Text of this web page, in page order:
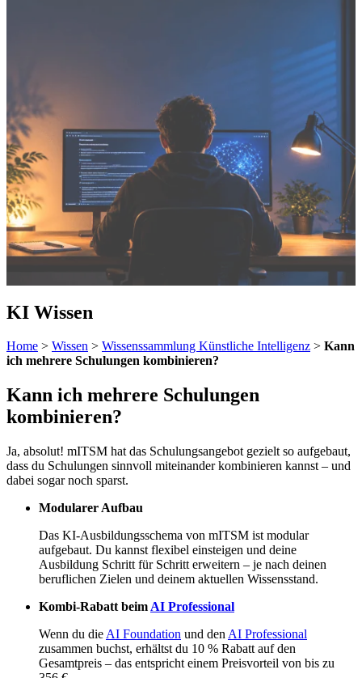
KI Wissen
Home > Wissen > Wissenssammlung Künstliche Intelligenz > Kann
ich mehrere Schulungen kombinieren?
Kann ich mehrere Schulungen
kombinieren?
Ja, absolut! mITSM hat das Schulungsangebot gezielt so aufgebaut,
dass du Schulungen sinnvoll miteinander kombinieren kannst – und
dabei sogar noch sparst.
Modularer Aufbau
Das KI-Ausbildungsschema von mITSM ist modular
aufgebaut. Du kannst flexibel einsteigen und deine
Ausbildung Schritt für Schritt erweitern – je nach deinen
beruflichen Zielen und deinem aktuellen Wissensstand.
Kombi-Rabatt beim AI Professional
Wenn du die AI Foundation und den AI Professional
zusammen buchst, erhältst du 10 % Rabatt auf den
Gesamtpreis – das entspricht einem Preisvorteil von bis zu